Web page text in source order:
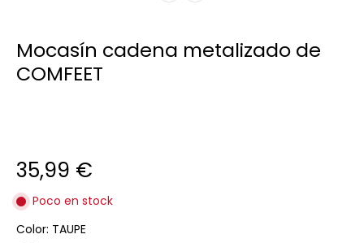
Mocasín cadena metalizado de
COMFEET
35,99 €
Poco en stock
Color: TAUPE